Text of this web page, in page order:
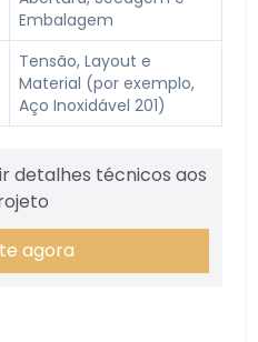
Embalagem
Tensão, Layout e
Material (por exemplo,
Aço Inoxidável 201)
detalhes técnicos aos
agora